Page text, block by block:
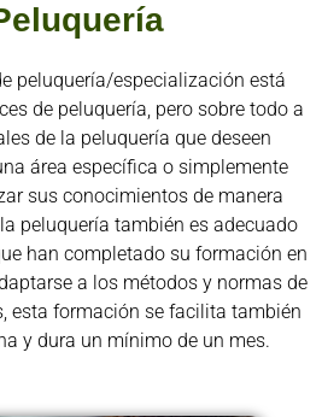
peluquería/especialización está
de peluquería, pero sobre todo a
de la peluquería que deseen
área específica o simplemente
sus conocimientos de manera
peluquería también es adecuado
han completado su formación en
a los métodos y normas de
esta formación se facilita también
y dura un mínimo de un mes.